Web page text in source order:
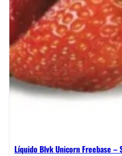
Líquido Blvk Unicorn Freebase –